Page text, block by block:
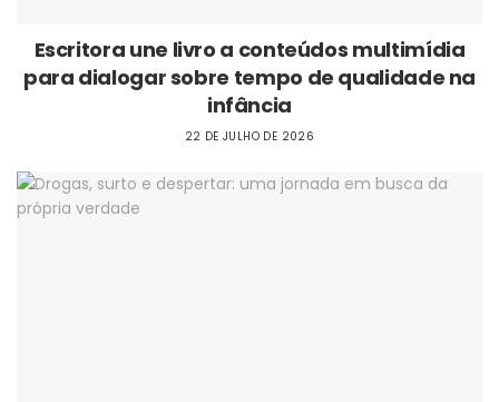
Escritora une livro a conteúdos multimídia
para dialogar sobre tempo de qualidade na
infância
22 DE JULHO DE 2026